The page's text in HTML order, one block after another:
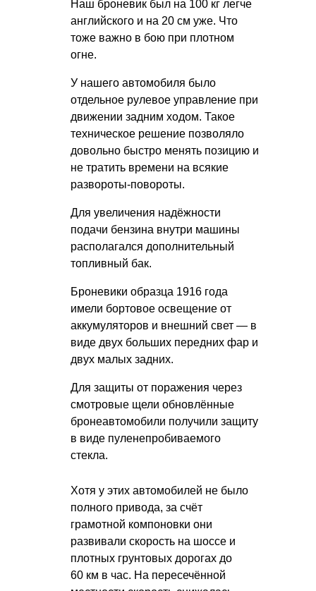
Наш броневик был на 100 кг легче
английского и на 20 см уже. Что
тоже важно в бою при плотном
огне.
У нашего автомобиля было
отдельное рулевое управление при
движении задним ходом. Такое
техническое решение позволяло
довольно быстро менять позицию и
не тратить времени на всякие
развороты-повороты.
Для увеличения надёжности
подачи бензина внутри машины
располагался дополнительный
топливный бак.
Броневики образца 1916 года
имели бортовое освещение от
аккумуляторов и внешний свет — в
виде двух больших передних фар и
двух малых задних.
Для защиты от поражения через
смотровые щели обновлённые
бронеавтомобили получили защиту
в виде пуленепробиваемого
стекла.
Хотя у этих автомобилей не было
полного привода, за счёт
грамотной компоновки они
развивали скорость на шоссе и
плотных грунтовых дорогах до
60 км в час. На пересечённой